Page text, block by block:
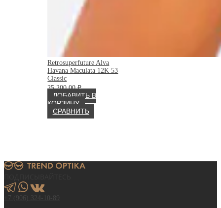
Retrosuperfuture Alva
Havana Maculata 12K 53
Classic
25 200.00₽
ДОБАВИТЬ В
КОРЗИНУ
СРАВНИТЬ
+7 (906) 324-10-89